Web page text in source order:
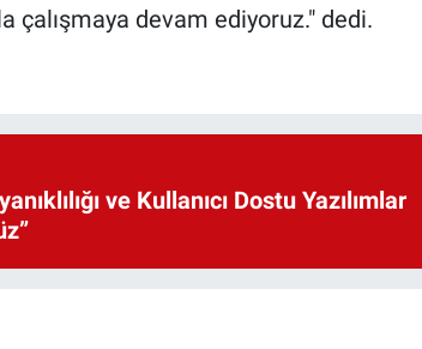
çalışmaya devam ediyoruz." dedi.
ve Kullanıcı Dostu Yazılımlar